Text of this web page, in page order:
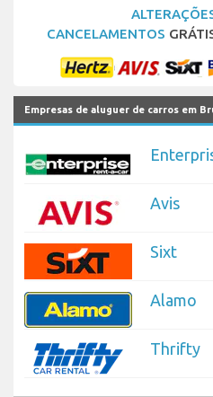
CANCELAMENTOS
Empresas de aluguer de carros em
Avis
Sixt
Alamo
Thrifty